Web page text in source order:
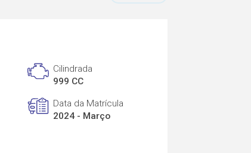
Cilindrada
999 CC
Data da Matrícula
2024 - Março